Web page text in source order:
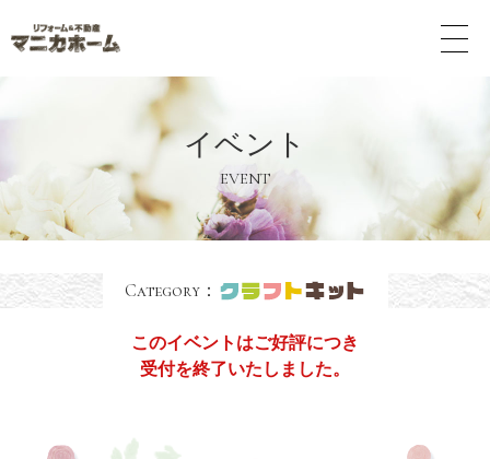
メ
イベント
EVENT
Category：
このイベントはご好評につき
受付を終了いたしました。